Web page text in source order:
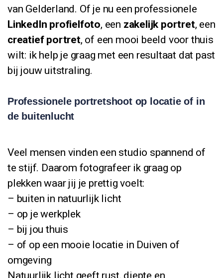
van Gelderland. Of je nu een professionele
LinkedIn profielfoto, een zakelijk portret, een
creatief portret, of een mooi beeld voor thuis
wilt: ik help je graag met een resultaat dat past
bij jouw uitstraling.
Professionele portretshoot op locatie of in
de buitenlucht
Veel mensen vinden een studio spannend of
te stijf. Daarom fotografeer ik graag op
plekken waar jij je prettig voelt:
– buiten in natuurlijk licht
– op je werkplek
– bij jou thuis
– of op een mooie locatie in Duiven of
omgeving
Natuurlijk licht geeft rust, diepte en